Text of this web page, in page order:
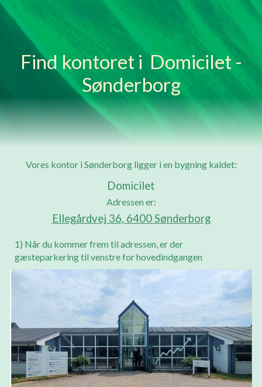
Skip to main content Skip to navigation
Find kontoret i Domicilet -
Sønderborg
Vores kontor i Sønderborg ligger i en bygning kaldet:
Domicilet
Adressen er:
Ellegårdvej 36, 6400 Sønderborg
1) Når du kommer frem til adressen, er der
gæsteparkering til venstre for hovedindgangen